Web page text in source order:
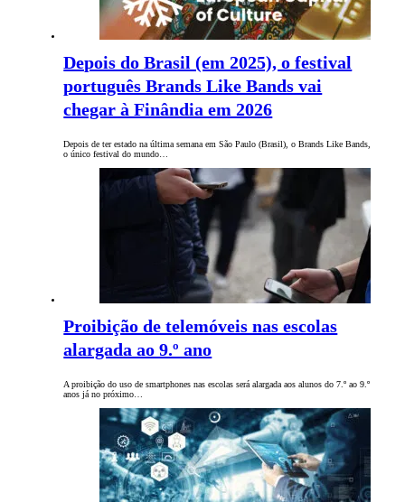
Depois do Brasil (em 2025), o festival
português Brands Like Bands vai
chegar à Finândia em 2026
Depois de ter estado na última semana em São Paulo (Brasil), o Brands Like Bands,
o único festival do mundo…
Proibição de telemóveis nas escolas
alargada ao 9.º ano
A proibição do uso de smartphones nas escolas será alargada aos alunos do 7.º ao 9.º
anos já no próximo…